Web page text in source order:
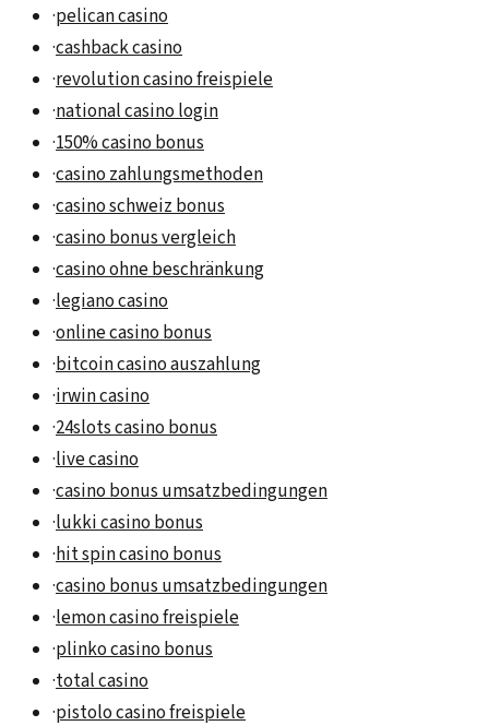
·pelican casino
·cashback casino
·revolution casino freispiele
·national casino login
·150% casino bonus
·casino zahlungsmethoden
·casino schweiz bonus
·casino bonus vergleich
·casino ohne beschränkung
·legiano casino
·online casino bonus
·bitcoin casino auszahlung
·irwin casino
·24slots casino bonus
·live casino
·casino bonus umsatzbedingungen
·lukki casino bonus
·hit spin casino bonus
·casino bonus umsatzbedingungen
·lemon casino freispiele
·plinko casino bonus
·total casino
·pistolo casino freispiele